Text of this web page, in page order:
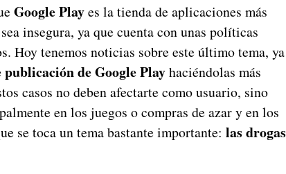
Google Playes la tienda de aplicaciones más
insegura, ya que cuenta con unas políticas
Hoy tenemos noticias sobre este último tema, ya
de Google Playhaciéndolas más
casos no deben afectarte como usuario, sino
en los juegos o compras de azar y en los
se toca un tema bastante importante: las drogas